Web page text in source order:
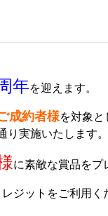
年を迎えます。
成約者様を対象と
り実施いたします。
に素敵な賞品をプ
ジットをご利用く